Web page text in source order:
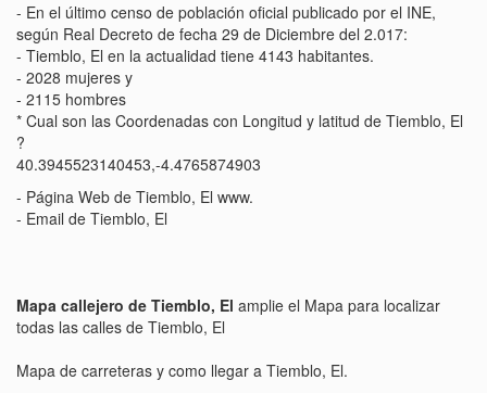
- En el último censo de población oficial publicado por el INE,
según Real Decreto de fecha 29 de Diciembre del 2.017:
- Tiemblo, El en la actualidad tiene 4143 habitantes.
- 2028 mujeres y
- 2115 hombres
* Cual son las Coordenadas con Longitud y latitud de Tiemblo, El
?
40.3945523140453,-4.4765874903
- Página Web de Tiemblo, El www.
- Email de Tiemblo, El
Mapa callejero de Tiemblo, El amplie el Mapa para localizar
todas las calles de Tiemblo, El
Mapa de carreteras y como llegar a Tiemblo, El.